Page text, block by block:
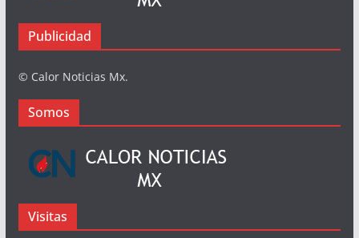
Publicidad
© Calor Noticias Mx.
Somos
Visitas